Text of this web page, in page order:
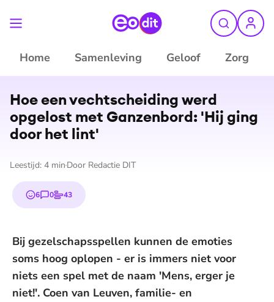
Home Samenleving Geloof Zorg
Hoe een vecht­schei­ding werd
opgelost met Ganzenbord: 'Hij ging
door het lint'
Leestijd: 4 min Door Redactie DIT
6
emojis
0
reacties
43
stemmen
Bij gezelschapsspellen kunnen de emoties
soms hoog oplopen - er is immers niet voor
niets een spel met de naam 'Mens, erger je
niet!'. Coen van Leuven, familie- en